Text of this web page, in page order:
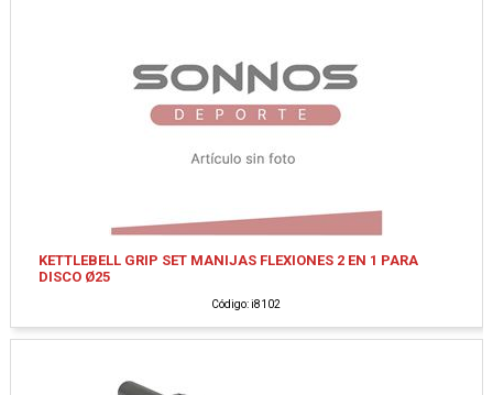
KETTLEBELL GRIP SET MANIJAS FLEXIONES 2 EN 1 PARA
DISCO Ø25
Código: i8102